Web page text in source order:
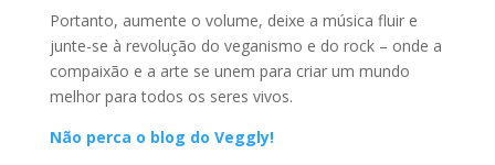
Portanto, aumente o volume, deixe a música fluir e
junte-se à revolução do veganismo e do rock – onde a
compaixão e a arte se unem para criar um mundo
melhor para todos os seres vivos.
Não perca o blog do Veggly!